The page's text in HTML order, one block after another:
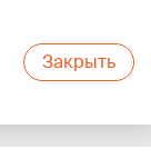
Закрыть